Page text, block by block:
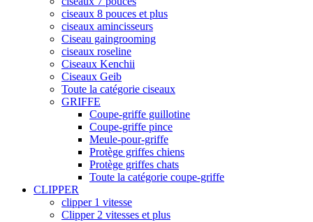
ciseaux 8 pouces et plus
ciseaux amincisseurs
Ciseau gaingrooming
ciseaux roseline
Ciseaux Kenchii
Ciseaux Geib
Toute la catégorie ciseaux
GRIFFE
Coupe-griffe guillotine
Coupe-griffe pince
Meule-pour-griffe
Protège griffes chiens
Protège griffes chats
Toute la catégorie coupe-griffe
CLIPPER
clipper 1 vitesse
Clipper 2 vitesses et plus